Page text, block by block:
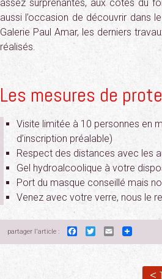
assez surprenantes, aux côtés du
aussi l’occasion de découvrir dans
Galerie Paul Amar, les derniers
réalisés.
Les mesures de
Visite limitée à 10 personnes en
d’inscription préalable)
Respect des distances avec les
Gel hydroalcoolique à votre
Port du masque conseillé mais
Venez avec votre verre, nous le
partager l'article : Facebook
TwitterEmail
<